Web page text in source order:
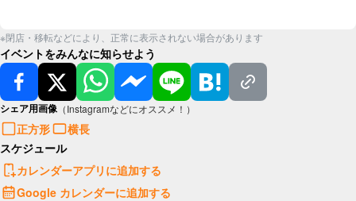
※閉店・移転などにより、正常に表示されない場合があります
イベントをみんなに知らせよう
シェア用画像 （Instagramなどにオススメ！）
正方形
横長
スケジュール
カレンダーアプリに追加する
Google カレンダーに追加する